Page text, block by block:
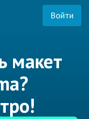
Войти
макет